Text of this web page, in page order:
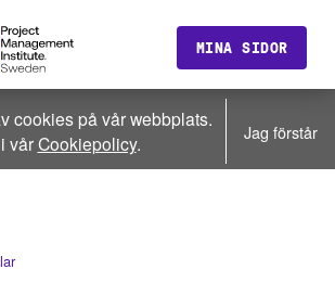
MINA SIDOR
cookies på vår webbplats.
vårCookiepolicy. Jag förstår